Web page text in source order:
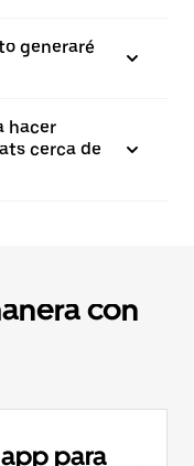
generaré
hacer
cerca de
con
para